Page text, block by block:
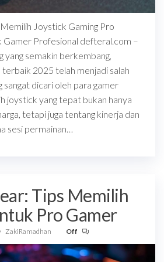
Joystick Gaming Pro
Gamer Profesional defteral.com –
yang semakin berkembang,
2025 telah menjadi salah
sangat dicari oleh para gamer
joystick yang tepat bukan hanya
tetapi juga tentang kinerja dan
sesi permainan…
Tips Memilih
Pro Gamer
ZakiRamadhan Off